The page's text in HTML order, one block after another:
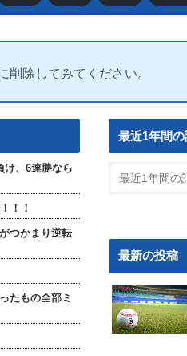
除してみてください。
、6連勝なら
！！
つかまり逆転
たもの全部ミ
最近1年間
最新の投稿